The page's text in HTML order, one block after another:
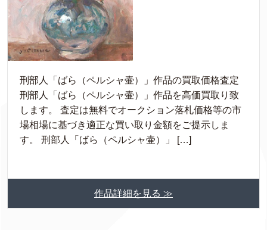
刑部人「ばら（ペルシャ壷）」作品の買取価格査定
刑部人「ばら（ペルシャ壷）」作品を高価買取り致
します。 査定は無料でオークション落札価格等の市
場相場に基づき適正な買い取り金額をご提示しま
す。 刑部人「ばら（ペルシャ壷）」 […]
作品詳細を見る ≫